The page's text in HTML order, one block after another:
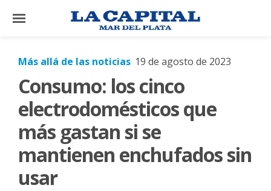
×
El
País
Mundo
La
Zona
Más allá de las noticias 19 de agosto de 2023
Consumo: los cinco
electrodomésticos que
más gastan si se
mantienen enchufados sin
usar